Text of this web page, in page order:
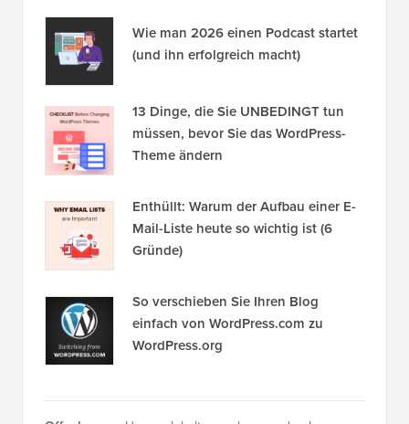
Wie man 2026 einen Podcast startet
(und ihn erfolgreich macht)
13 Dinge, die Sie UNBEDINGT tun
müssen, bevor Sie das WordPress-
Theme ändern
Enthüllt: Warum der Aufbau einer E-
Mail-Liste heute so wichtig ist (6
Gründe)
So verschieben Sie Ihren Blog
einfach von WordPress.com zu
WordPress.org